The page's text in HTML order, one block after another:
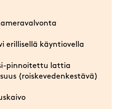
erillisellä käyntiovella
pinnoitettu lattia
(roiskevedenkestävä)